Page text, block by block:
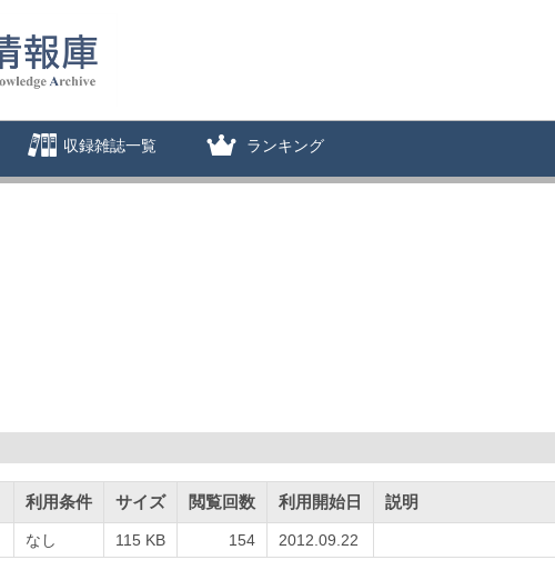
収録雑誌一覧 ランキング
利用条件 サイズ 閲覧回数 利用開始日 説明
なし 115 KB 154 2012.09.22